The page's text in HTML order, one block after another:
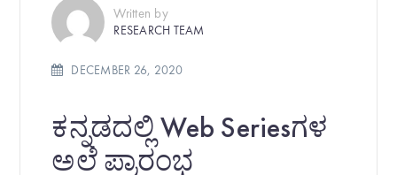
Written by
RESEARCH TEAM
DECEMBER 26, 2020
ಕನ್ನಡದಲ್ಲಿ Web Seriesಗಳ
ಅಲೆ ಪ್ರಾರಂಭ